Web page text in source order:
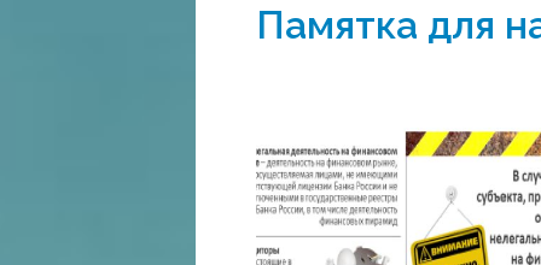
Памятка для